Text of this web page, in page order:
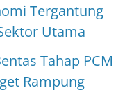
Tergantung
Utama
Tahap PCM
Rampung